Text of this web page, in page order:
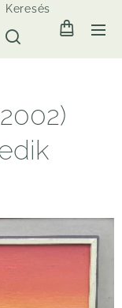
Keresés